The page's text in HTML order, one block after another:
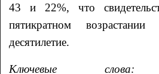
43 и 22%, что
пятикратном
десятилетие.
Ключевые слова: